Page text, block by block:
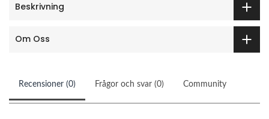
Beskrivning
Om Oss
Recensioner (0) Frågor och svar (0) Community